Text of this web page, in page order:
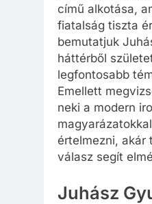
című alkotása,
fiatalság tiszta
bemutatjuk
háttérből
legfontosabb
Emellett
neki a modern
értelmezni, akár
válasz segít
Juhász